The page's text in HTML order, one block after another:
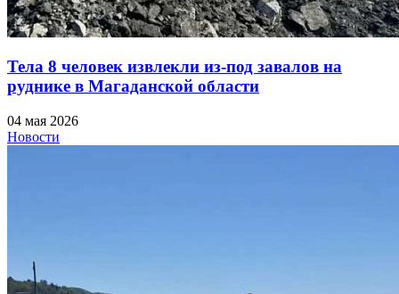
Тела 8 человек извлекли из-под завалов на
руднике в Магаданской области
04 мая 2026
Новости